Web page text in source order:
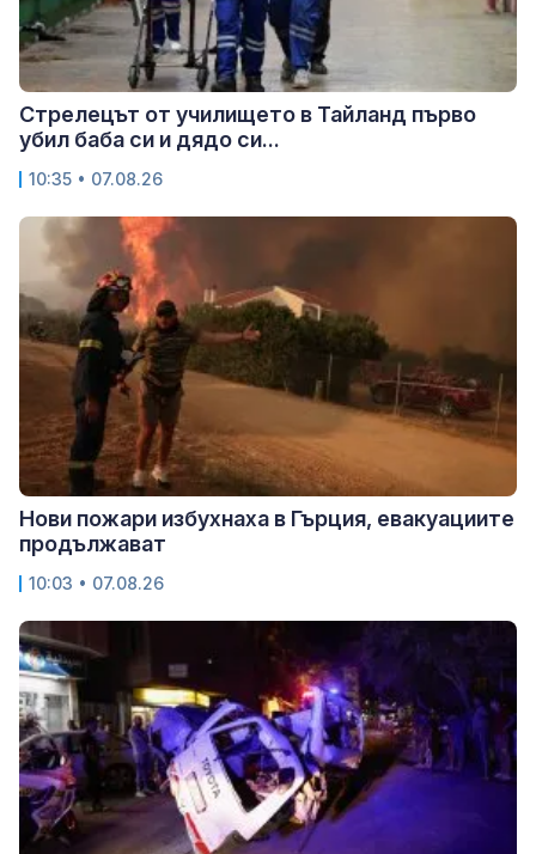
Стрелецът от училището в Тайланд първо
убил баба си и дядо си...
10:35 • 07.08.26
Нови пожари избухнаха в Гърция, евакуациите
продължават
10:03 • 07.08.26